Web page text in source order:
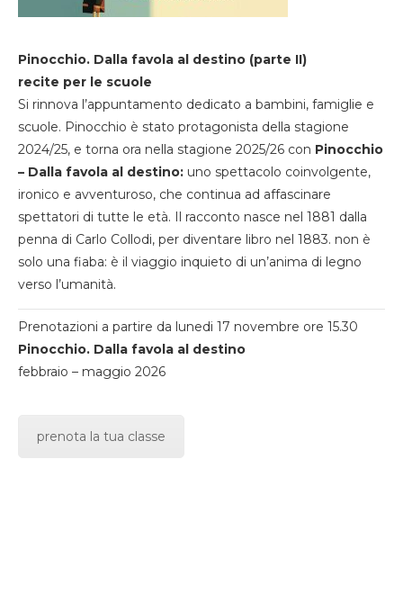
Pinocchio. Dalla favola al destino (parte II)
recite per le scuole
Si rinnova l’appuntamento dedicato a bambini, famiglie e
scuole. Pinocchio è stato protagonista della stagione
2024/25, e torna ora nella stagione 2025/26 con Pinocchio
– Dalla favola al destino: uno spettacolo coinvolgente,
ironico e avventuroso, che continua ad affascinare
spettatori di tutte le età. Il racconto nasce nel 1881 dalla
penna di Carlo Collodi, per diventare libro nel 1883. non è
solo una fiaba: è il viaggio inquieto di un’anima di legno
verso l’umanità.
Prenotazioni a partire da lunedi 17 novembre ore 15.30
Pinocchio. Dalla favola al destino
febbraio – maggio 2026
prenota la tua classe